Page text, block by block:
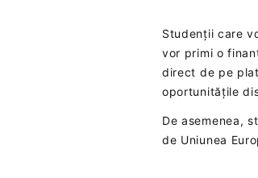
Studenții care
vor primi o
direct de pe
oportunitățile
De asemenea,
de Uniunea